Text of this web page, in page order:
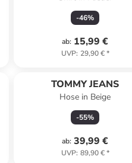
-46%
ab: 15,99 €
UVP: 29,90 €*
TOMMY JEANS
Hose in Beige
-55%
ab: 39,99 €
UVP: 89,90 €*